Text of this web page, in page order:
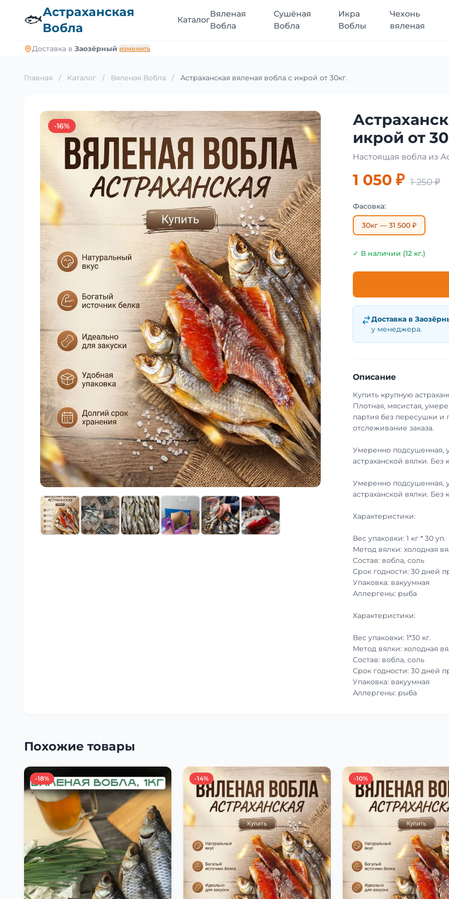
🐟Астраханская
Вобла
Каталог
Вяленая
Вобла
Сушёная
Вобла
Икра
Воблы
Чехонь
вяленая
Доставка в Заозёрный изменить
Главная / Каталог / Вяленая Вобла / Астраханская вяленая вобла с икрой от 30кг.
-16%
икрой от
Настоящая вобла из
1 050 ₽ 1 250 ₽
Фасовка:
30кг — 31 500 ₽
✓ В наличии (12 кг.)
Доставка в
у менеджера.
Описание
Купить крупную
Плотная, мясистая,
партия без пересушки и
отслеживание заказа.
Умеренно подсушенная,
астраханской вялки.
Умеренно подсушенная,
астраханской вялки.
Характеристики:
Вес упаковки: 1 кг * 30 уп.
Метод вялки: холодная
Состав: вобла, соль
Срок годности: 30 дней
Упаковка: вакуумная
Аллергены: рыба
Характеристики:
Вес упаковки: 1*30 кг.
Метод вялки: холодная
Состав: вобла, соль
Срок годности: 30 дней
Упаковка: вакуумная
Аллергены: рыба
Похожие товары
-18% -14% -10%